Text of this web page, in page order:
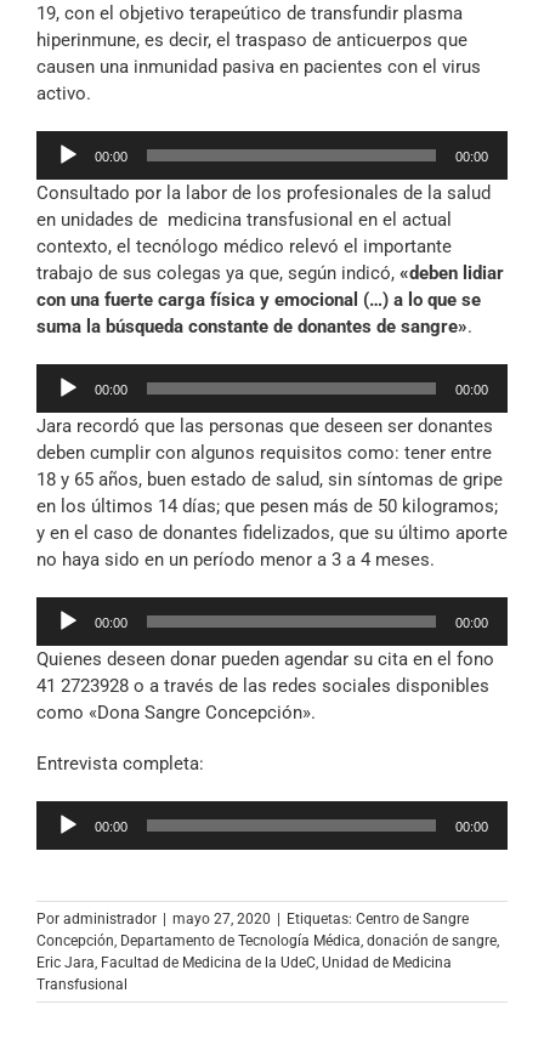
19, con el objetivo terapeútico de transfundir plasma
hiperinmune, es decir, el traspaso de anticuerpos que
causen una inmunidad pasiva en pacientes con el virus
activo.
Reproductor
audio
00:00 00:00
Consultado por la labor de los profesionales de la salud
en unidades de medicina transfusional en el actual
contexto, el tecnólogo médico relevó el importante
trabajo de sus colegas ya que, según indicó, «deben lidiar
con una fuerte carga física y emocional (…) a lo que se
suma la búsqueda constante de donantes de sangre».
Reproductor
audio
00:00 00:00
Jara recordó que las personas que deseen ser donantes
deben cumplir con algunos requisitos como: tener entre
18 y 65 años, buen estado de salud, sin síntomas de gripe
en los últimos 14 días; que pesen más de 50 kilogramos;
y en el caso de donantes fidelizados, que su último aporte
no haya sido en un período menor a 3 a 4 meses.
Reproductor
audio
00:00 00:00
Quienes deseen donar pueden agendar su cita en el fono
41 2723928 o a través de las redes sociales disponibles
como «Dona Sangre Concepción».
Entrevista completa:
Reproductor
00:00 00:00
Por administrador | mayo 27, 2020 | Etiquetas: Centro de Sangre
Concepción Departamento de Tecnología Médica donación de sangre
Eric Jara Facultad de Medicina de la UdeC Unidad de Medicina
Transfusional